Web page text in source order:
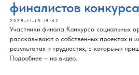
финалистов конкурса
2025-11-19 15:42
Участники финала Конкурса социальных
рассказывают о собственных проектах и
результатах и трудностях, с которыми
Подробнее – на видео.